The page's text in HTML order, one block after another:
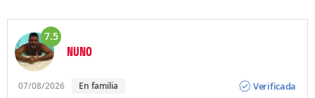
7.5
NUNO
07/08/2026 En familia
Verificada